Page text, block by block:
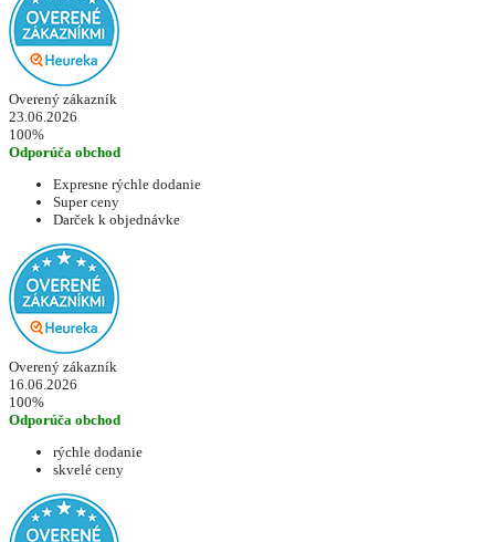
Overený zákazník
23.06.2026
100%
Odporúča obchod
Expresne rýchle dodanie
Super ceny
Darček k objednávke
Overený zákazník
16.06.2026
100%
Odporúča obchod
rýchle dodanie
skvelé ceny